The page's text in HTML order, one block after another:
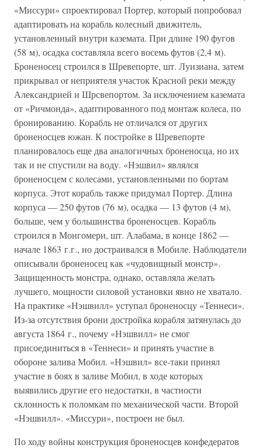
«Миссури» спроектировал Портер, который попробовал
адаптировать на корабль колесный движитель,
установленный внутри каземата. При длине 190 фугов
(58 м), осадка составляла всего восемь футов (2,4 м).
Броненосец строился в Шревепорте, шт. Луизиана, затем
прикрывал or неприятеля участок Красной реки между
Александрией и Шрсвепортом. За исключением каземата
от «Ричмонда», адаптированного под монтаж колеса, по
бронированию. Корабль не отличался от других
броненосцев южан. К постройке в Шревепорте
планировалось еще два аналогичных броненосца, но их
так и не спустили на воду. «Нэшвил» являлся
броненосцем с колесами, установленными по бортам
корпуса. Этот корабль также придумал Портер. Длина
корпуса — 250 футов (76 м), осадка — 13 футов (4 м),
больше, чем у большинства броненосцев. Корабль
строился в Монгомери, шт. Алабама, в конце 1862 —
начале 1863 г.г., но достраивался в Мобиле. Наблюдатели
описывали броненосец как «чудовищный монстр».
Защищенность монстра, однако, оставляла желать
лучшего, мощности силовой установки явно не хватало.
На практике «Нэшвилл» уступал броненосцу «Теннеси».
Из-за отсутствия брони достройка корабля затянулась до
августа 1864 г., почему «Нэшвилл» не смог
присоединиться в «Теннеси» и принять участие в
обороне залива Мобил. «Нэшвил» все-таки принял
участие в боях в заливе Мобил, в ходе которых
выявились другие его недостатки, в частности
склонность к поломкам по механической части. Второй
«Нэшвилл». «Миссури», построен не был.
По ходу войны конструкция броненосцев конфедератов